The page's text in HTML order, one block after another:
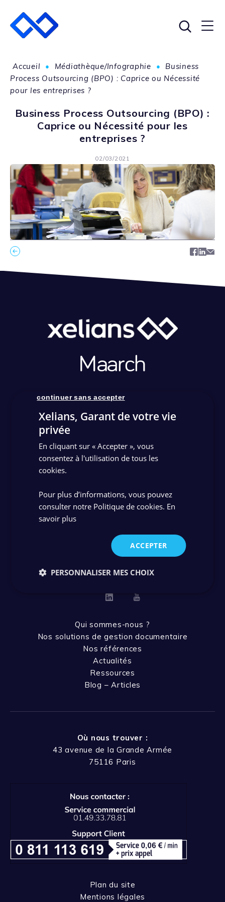
Accueil • Médiathèque/Infographie •
Business
Process Outsourcing (BPO) : Caprice ou Nécessité
pour les entreprises ?
Business Process Outsourcing (BPO) :
Caprice ou Nécessité pour les
entreprises ?
02/03/2021
LinkedinYoutube
Qui sommes-nous ?
Nos solutions de gestion documentaire
Nos références
Actualités
Ressources
Blog – Articles
Où nous trouver :
43 avenue de la Grande Armée
75116 Paris
Plan du site
Mentions légales
Xelians, Garant de votre vie
privée
En cliquant sur « Accepter », vous
consentez à l'utilisation de tous les
cookies.
Pour plus d’informations, vous pouvez
consulter notre Politique de cookies. En
savoir plus
ACCEPTER
continuer sans accepter
PERSONNALISER MES CHOIX